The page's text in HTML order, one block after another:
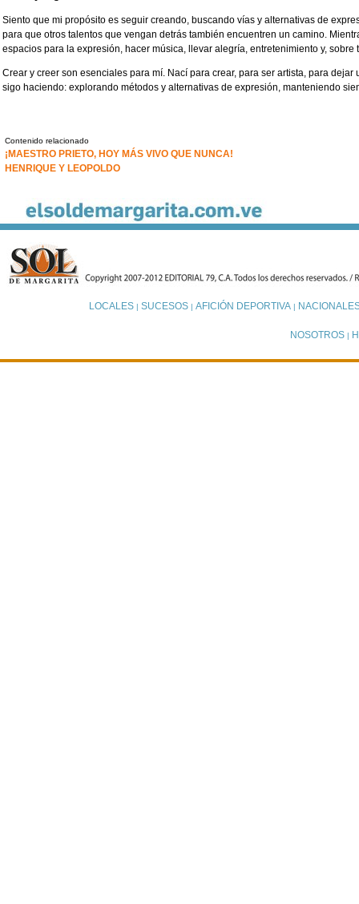
Siento que mi propósito es seguir creando, buscando vías y alternativas de
para que otros talentos que vengan detrás también encuentren un camino.
espacios para la expresión, hacer música, llevar alegría, entretenimiento y, sobre
Crear y creer son esenciales para mí. Nací para crear, para ser artista, para
sigo haciendo: explorando métodos y alternativas de expresión, manteniendo
Contenido relacionado
¡MAESTRO PRIETO, HOY MÁS VIVO QUE NUNCA!
HENRIQUE Y LEOPOLDO
LOCALES| SUCESOS| AFICIÓN DEPORTIVA|
NOSOTROS |